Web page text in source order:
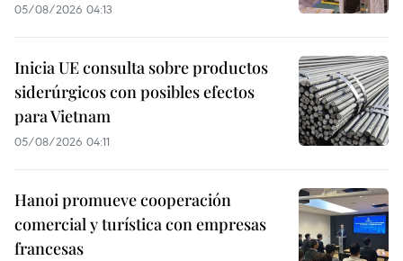
05/08/2026 04:13
Inicia UE consulta sobre productos
siderúrgicos con posibles efectos
para Vietnam
05/08/2026 04:11
Hanoi promueve cooperación
comercial y turística con empresas
francesas